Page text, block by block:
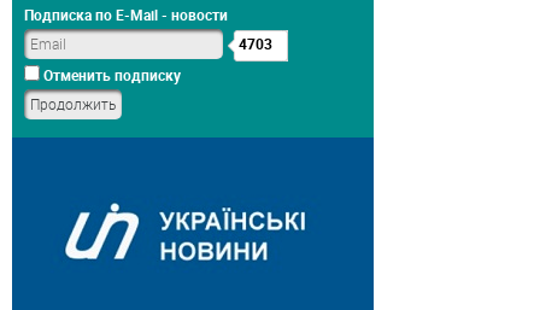
Подписка по E-Mail - новости
4703
Отменить подписку